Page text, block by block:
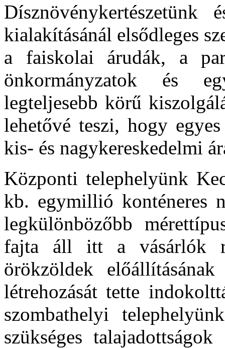
Dísznövénykertészetünk
kialakításánál elsődleges
a faiskolai árudák, a
önkormányzatok és
legteljesebb körű
lehetővé teszi, hogy
kis- és nagykereskedelmi
Központi telephelyünk
kb. egymillió konténeres
legkülönbözőbb
fajta áll itt a vásárlók
örökzöldek
létrehozását tette
szombathelyi
szükséges